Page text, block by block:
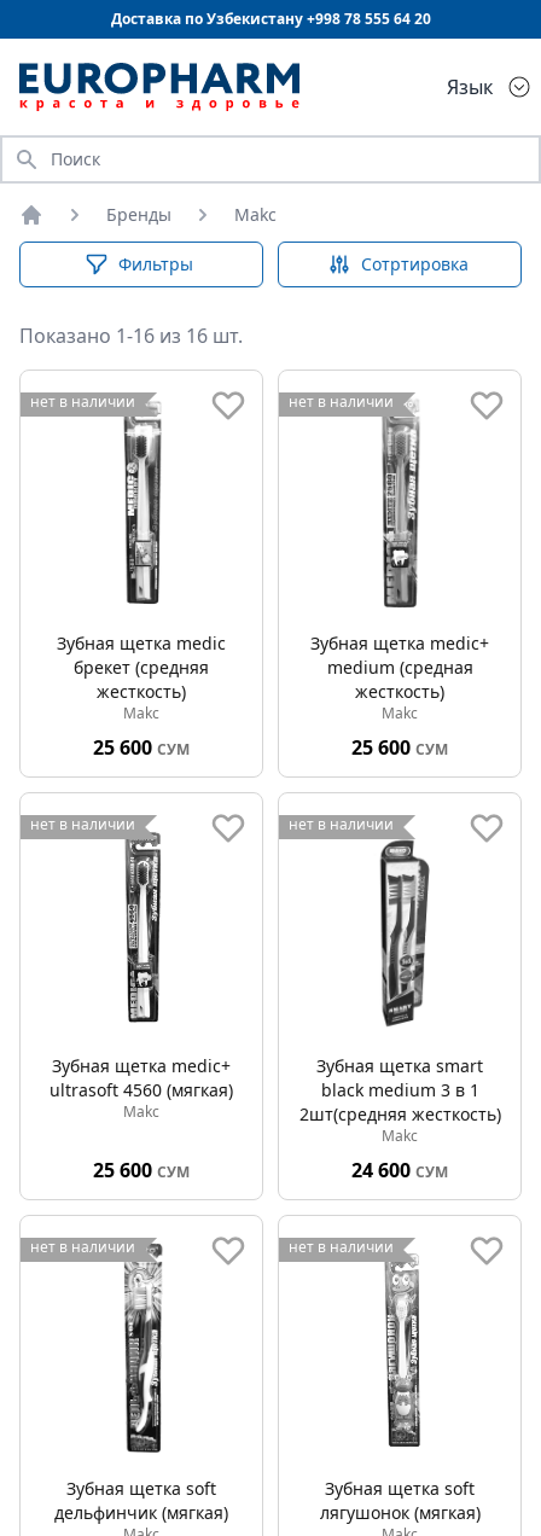
Доставка по Узбекистану +99878 555 64 20
Язык
Искать
Главная
Бренды Makc
Фильтры Сотртировка
Показано 1-16 из 16 шт.
нет в наличии
Зубная щетка medic
брекет (средняя
жесткость)
Makc
25 600 СУМ
нет в наличии
Зубная щетка medic+
medium (средная
жесткость)
Makc
25 600 СУМ
нет в наличии
Зубная щетка medic+
ultrasoft 4560 (мягкая)
Makc
25 600 СУМ
нет в наличии
Зубная щетка smart
black medium 3 в 1
2шт(средняя жесткость)
Makc
24 600 СУМ
нет в наличии
Зубная щетка soft
дельфинчик (мягкая)
нет в наличии
Зубная щетка soft
лягушонок (мягкая)